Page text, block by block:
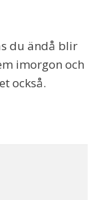
du ändå blir
imorgon och
också.